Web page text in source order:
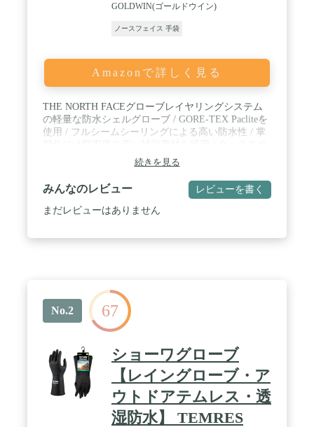
GOLDWIN(ゴールドウイン)
ノースフェイス 手袋
Amazonで詳しく見る
THE NORTH FACEグローブレイヤリングシステム
の軽量な防水シェルグローブ / GORE-TEX Pacliteを
使用 / フルシームシーリングによる高い防水性 / 掌
続きを見る
みんなのレビュー レビューを書く
まだレビューはありません
No.2 67
ショーワグローブ
【レイングローブ・ア
ウトドアテムレス・透
湿防水】 TEMRES